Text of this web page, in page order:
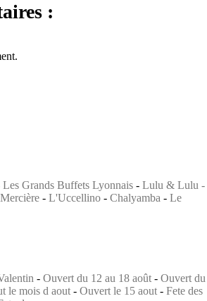
:
Les Grands Buffets Lyonnais - Lulu & Lulu -
- L'Uccellino - Chalyamba - Le
- Ouvert du 12 au 18 août - Ouvert du
le mois d aout - Ouvert le 15 aout - Fete des